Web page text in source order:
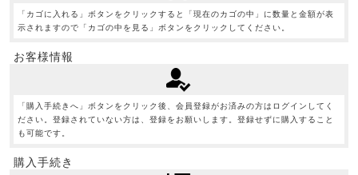
「カゴに入れる」ボタンをクリックすると「現在のカゴの中」に数量と金額が表
示されますので「カゴの中を見る」ボタンをクリックしてください。
お客様情報
「購入手続きへ」ボタンをクリック後、会員登録がお済みの方はログインしてく
ださい。登録されていない方は、登録をお願いします。登録せずに購入すること
も可能です。
購入手続き